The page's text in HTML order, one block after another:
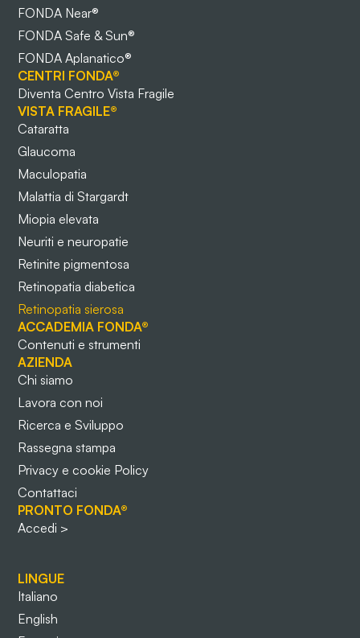
FONDA Near®
FONDA Safe & Sun®
FONDA Aplanatico®
CENTRI FONDA®
Diventa Centro Vista Fragile
VISTA FRAGILE®
Cataratta
Glaucoma
Maculopatia
Malattia di Stargardt
Miopia elevata
Neuriti e neuropatie
Retinite pigmentosa
Retinopatia diabetica
Retinopatia sierosa
ACCADEMIA FONDA®
Contenuti e strumenti
AZIENDA
Chi siamo
Lavora con noi
Ricerca e Sviluppo
Rassegna stampa
Privacy e cookie Policy
Contattaci
PRONTO FONDA®
Accedi >
LINGUE
Italiano
English